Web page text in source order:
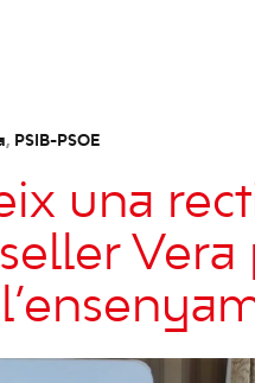
, PSIB-PSOE
una
Vera